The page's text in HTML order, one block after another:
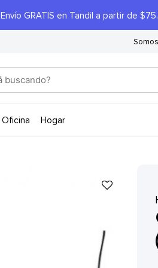
Envío GRATIS en Tandil a partir de
oficina hogar